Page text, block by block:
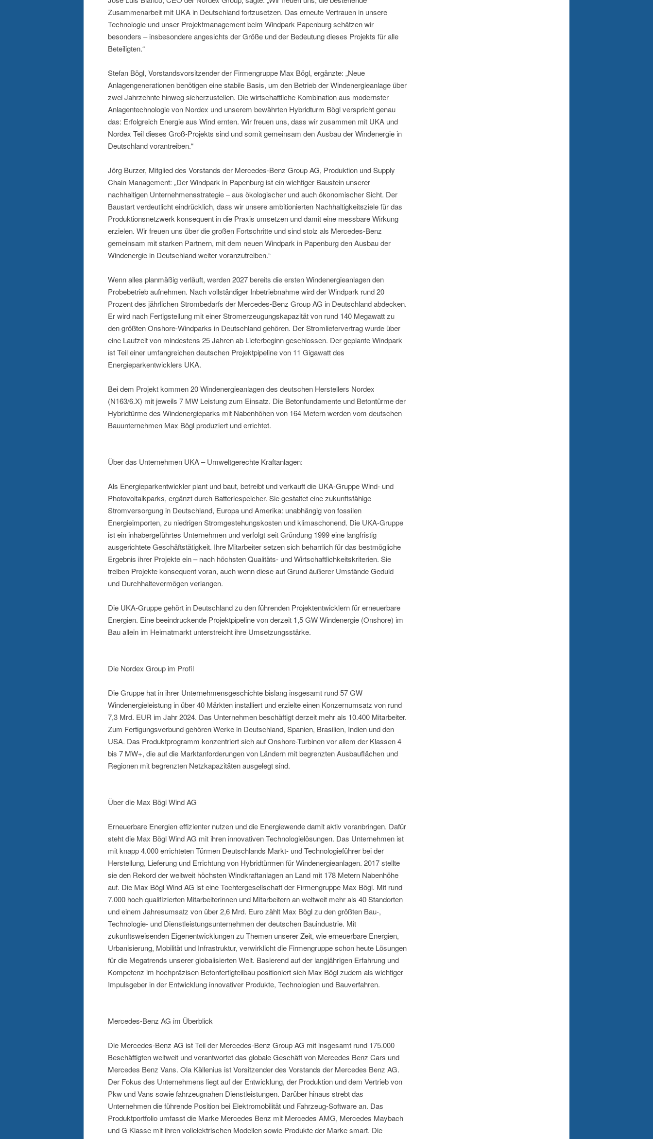
Zusammenarbeit mit UKA in Deutschland fortzusetzen. Das erneute Vertrauen in unsere
Technologie und unser Projektmanagement beim Windpark Papenburg schätzen wir
besonders – insbesondere angesichts der Größe und der Bedeutung dieses Projekts für alle
Beteiligten.“
Stefan Bögl, Vorstandsvorsitzender der Firmengruppe Max Bögl, ergänzte: „Neue
Anlagengenerationen benötigen eine stabile Basis, um den Betrieb der Windenergieanlage über
zwei Jahrzehnte hinweg sicherzustellen. Die wirtschaftliche Kombination aus modernster
Anlagentechnologie von Nordex und unserem bewährten Hybridturm Bögl verspricht genau
das: Erfolgreich Energie aus Wind ernten. Wir freuen uns, dass wir zusammen mit UKA und
Nordex Teil dieses Groß-Projekts sind und somit gemeinsam den Ausbau der Windenergie in
Deutschland vorantreiben.“
Jörg Burzer, Mitglied des Vorstands der Mercedes-Benz Group AG, Produktion und Supply
Chain Management: „Der Windpark in Papenburg ist ein wichtiger Baustein unserer
nachhaltigen Unternehmensstrategie – aus ökologischer und auch ökonomischer Sicht. Der
Baustart verdeutlicht eindrücklich, dass wir unsere ambitionierten Nachhaltigkeitsziele für das
Produktionsnetzwerk konsequent in die Praxis umsetzen und damit eine messbare Wirkung
erzielen. Wir freuen uns über die großen Fortschritte und sind stolz als Mercedes-Benz
gemeinsam mit starken Partnern, mit dem neuen Windpark in Papenburg den Ausbau der
Windenergie in Deutschland weiter voranzutreiben.“
Wenn alles planmäßig verläuft, werden 2027 bereits die ersten Windenergieanlagen den
Probebetrieb aufnehmen. Nach vollständiger Inbetriebnahme wird der Windpark rund 20
Prozent des jährlichen Strombedarfs der Mercedes-Benz Group AG in Deutschland abdecken.
Er wird nach Fertigstellung mit einer Stromerzeugungskapazität von rund 140 Megawatt zu
den größten Onshore-Windparks in Deutschland gehören. Der Stromliefervertrag wurde über
eine Laufzeit von mindestens 25 Jahren ab Lieferbeginn geschlossen. Der geplante Windpark
ist Teil einer umfangreichen deutschen Projektpipeline von 11 Gigawatt des
Energieparkentwicklers UKA.
Bei dem Projekt kommen 20 Windenergieanlagen des deutschen Herstellers Nordex
(N163/6.X) mit jeweils 7 MW Leistung zum Einsatz. Die Betonfundamente und Betontürme der
Hybridtürme des Windenergieparks mit Nabenhöhen von 164 Metern werden vom deutschen
Bauunternehmen Max Bögl produziert und errichtet.
Über das Unternehmen UKA – Umweltgerechte Kraftanlagen:
Als Energieparkentwickler plant und baut, betreibt und verkauft die UKA-Gruppe Wind- und
Photovoltaikparks, ergänzt durch Batteriespeicher. Sie gestaltet eine zukunftsfähige
Stromversorgung in Deutschland, Europa und Amerika: unabhängig von fossilen
Energieimporten, zu niedrigen Stromgestehungskosten und klimaschonend. Die UKA-Gruppe
ist ein inhabergeführtes Unternehmen und verfolgt seit Gründung 1999 eine langfristig
ausgerichtete Geschäftstätigkeit. Ihre Mitarbeiter setzen sich beharrlich für das bestmögliche
Ergebnis ihrer Projekte ein – nach höchsten Qualitäts- und Wirtschaftlichkeitskriterien. Sie
treiben Projekte konsequent voran, auch wenn diese auf Grund äußerer Umstände Geduld
und Durchhaltevermögen verlangen.
Die UKA-Gruppe gehört in Deutschland zu den führenden Projektentwicklern für erneuerbare
Energien. Eine beeindruckende Projektpipeline von derzeit 1,5 GW Windenergie (Onshore) im
Bau allein im Heimatmarkt unterstreicht ihre Umsetzungsstärke.
Die Nordex Group im Profil
Die Gruppe hat in ihrer Unternehmensgeschichte bislang insgesamt rund 57 GW
Windenergieleistung in über 40 Märkten installiert und erzielte einen Konzernumsatz von rund
7,3 Mrd. EUR im Jahr 2024. Das Unternehmen beschäftigt derzeit mehr als 10.400 Mitarbeiter.
Zum Fertigungsverbund gehören Werke in Deutschland, Spanien, Brasilien, Indien und den
USA. Das Produktprogramm konzentriert sich auf Onshore-Turbinen vor allem der Klassen 4
bis 7 MW+, die auf die Marktanforderungen von Ländern mit begrenzten Ausbauflächen und
Regionen mit begrenzten Netzkapazitäten ausgelegt sind.
Über die Max Bögl Wind AG
Erneuerbare Energien effizienter nutzen und die Energiewende damit aktiv voranbringen. Dafür
steht die Max Bögl Wind AG mit ihren innovativen Technologielösungen. Das Unternehmen ist
mit knapp 4.000 errichteten Türmen Deutschlands Markt- und Technologieführer bei der
Herstellung, Lieferung und Errichtung von Hybridtürmen für Windenergieanlagen. 2017 stellte
sie den Rekord der weltweit höchsten Windkraftanlagen an Land mit 178 Metern Nabenhöhe
auf. Die Max Bögl Wind AG ist eine Tochtergesellschaft der Firmengruppe Max Bögl. Mit rund
7.000 hoch qualifizierten Mitarbeiterinnen und Mitarbeitern an weltweit mehr als 40 Standorten
und einem Jahresumsatz von über 2,6 Mrd. Euro zählt Max Bögl zu den größten Bau-,
Technologie- und Dienstleistungsunternehmen der deutschen Bauindustrie. Mit
zukunftsweisenden Eigenentwicklungen zu Themen unserer Zeit, wie erneuerbare Energien,
Urbanisierung, Mobilität und Infrastruktur, verwirklicht die Firmengruppe schon heute Lösungen
für die Megatrends unserer globalisierten Welt. Basierend auf der langjährigen Erfahrung und
Kompetenz im hochpräzisen Betonfertigteilbau positioniert sich Max Bögl zudem als wichtiger
Impulsgeber in der Entwicklung innovativer Produkte, Technologien und Bauverfahren.
Mercedes-Benz AG im Überblick
Die Mercedes-Benz AG ist Teil der Mercedes-Benz Group AG mit insgesamt rund 175.000
Beschäftigten weltweit und verantwortet das globale Geschäft von Mercedes Benz Cars und
Mercedes Benz Vans. Ola Källenius ist Vorsitzender des Vorstands der Mercedes Benz AG.
Der Fokus des Unternehmens liegt auf der Entwicklung, der Produktion und dem Vertrieb von
Pkw und Vans sowie fahrzeugnahen Dienstleistungen. Darüber hinaus strebt das
Unternehmen die führende Position bei Elektromobilität und Fahrzeug-Software an. Das
Produktportfolio umfasst die Marke Mercedes Benz mit Mercedes AMG, Mercedes Maybach
und G Klasse mit ihren vollelektrischen Modellen sowie Produkte der Marke smart. Die